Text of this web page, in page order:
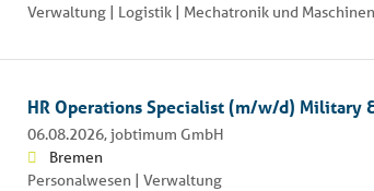
Verwaltung | Logistik | Mechatronik und
HR Operations Specialist (m/w/d) Military
06.08.2026,jobtimum GmbH
Bremen
Personalwesen | Verwaltung